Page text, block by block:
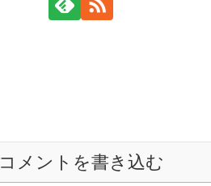
コメントを書き込む